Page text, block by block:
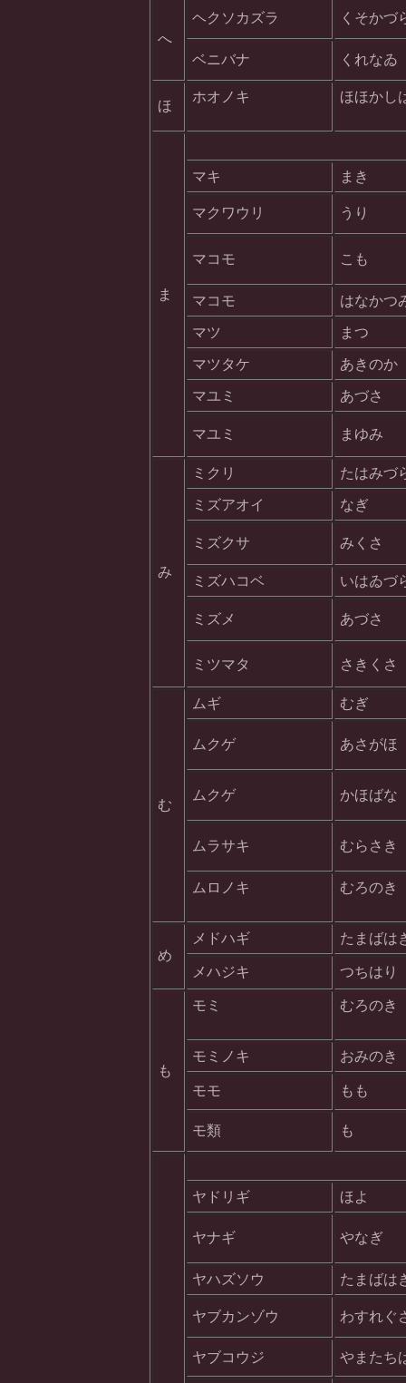
へ
ヘクソカズラ くそかづ
ベニバナ くれなゐ
ほ
ホオノキ ほほかし
ま
マキ まき
マクワウリ うり
マコモ こも
マコモ はなかつ
マツ まつ
マツタケ あきのか
マユミ あづさ
マユミ まゆみ
み
ミクリ たはみづ
ミズアオイ なぎ
ミズクサ みくさ
ミズハコベ いはゐづ
ミズメ あづさ
ミツマタ さきくさ
む
ムギ むぎ
ムクゲ あさがほ
ムクゲ かほばな
ムラサキ むらさき
ムロノキ むろのき
め
メドハギ たまばは
メハジキ つちはり
も
モミ むろのき
モミノキ おみのき
モモ もも
モ類 も
ヤドリギ ほよ
ヤナギ やなぎ
ヤハズソウ たまばは
ヤブカンゾウ わすれぐ
ヤブコウジ やまたち